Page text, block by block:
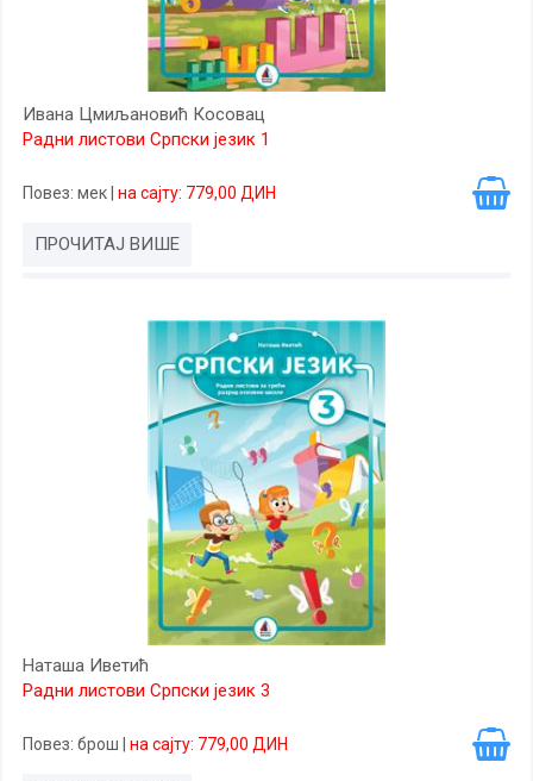
Ивана Цмиљановић Косовац
Радни листови Српски језик 1
Повез: мек на сајту: 779,00 ДИН
ПРОЧИТАЈ ВИШЕ
Наташа Иветић
Радни листови Српски језик 3
Повез: брош на сајту: 779,00 ДИН